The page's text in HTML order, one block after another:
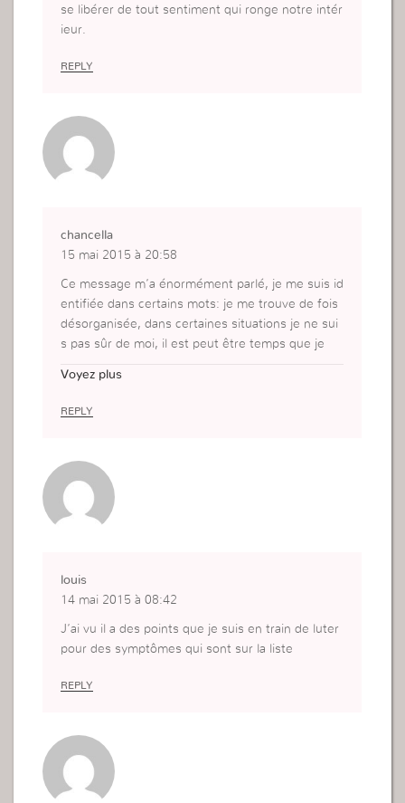
se libérer de tout sentiment qui ronge notre intér
ieur.
REPLY
chancella
15 mai 2015 à 20:58
Ce message m’a énormément parlé, je me suis id
entifiée dans certains mots: je me trouve de fois
désorganisée, dans certaines situations je ne sui
s pas sûr de moi, il est peut être temps que je
Voyez plus
REPLY
louis
14 mai 2015 à 08:42
J’ai vu il a des points que je suis en train de luter
pour des symptômes qui sont sur la liste
REPLY